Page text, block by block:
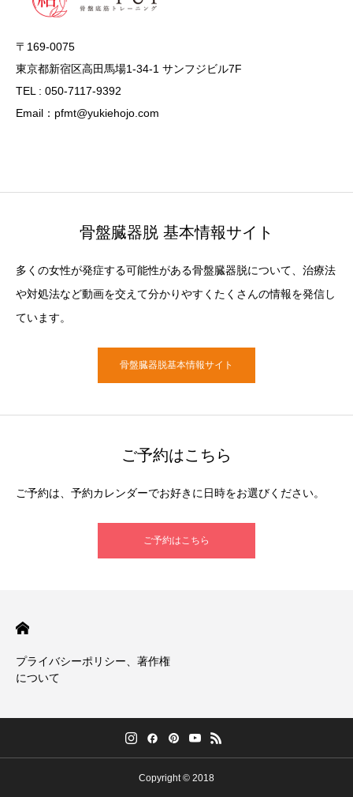
〒169-0075
東京都新宿区高田馬場1-34-1 サンフジビル7F
TEL : 050-7117-9392
Email：pfmt@yukiehojo.com
骨盤臓器脱 基本情報サイト
多くの女性が発症する可能性がある骨盤臓器脱について、治療法
や対処法など動画を交えて分かりやすくたくさんの情報を発信し
ています。
骨盤臓器脱基本情報サイト
ご予約はこちら
ご予約は、予約カレンダーでお好きに日時をお選びください。
ご予約はこちら
プライバシーポリシー、著作権
について
Copyright © 2018